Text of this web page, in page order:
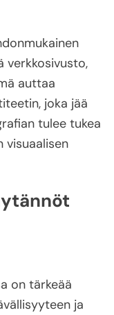
verkkosivusto,
auttaa
joka jää
tulee tukea
visuaalisen
on tärkeää
ja